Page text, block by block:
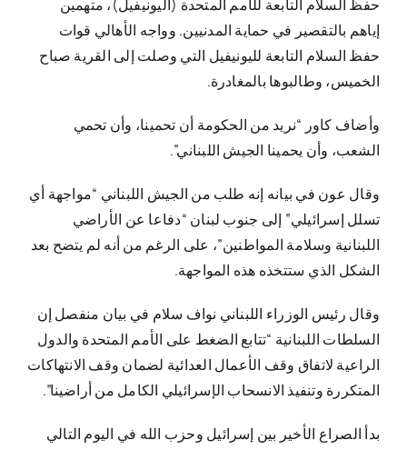
حفظ السلام التابعة للأمم المتحدة (اليونيفيل)، متهمين
إياهم بالتقصير في حماية المدنيين. وواجه الأهالي قوات
حفظ السلام التابعة لليونيفيل التي وصلت إلى القرية صباح
الخميس، وطالبوها بالمغادرة.
وأضاف كاور “نريد من الحكومة أن تحمينا، وأن تحمي
الشعب، وأن يحمينا الجيش اللبناني”.
وقال عون في بيانه إنه طلب من الجيش اللبناني “مواجهة أي
تسلل إسرائيلي” إلى جنوب لبنان “دفاعا عن الأراضي
اللبنانية وسلامة المواطنين”، على الرغم من أنه لم يتضح بعد
الشكل الذي ستتخذه هذه المواجهة.
وقال رئيس الوزراء اللبناني نواف سلام في بيان منفصل إن
السلطات اللبنانية “تتابع الضغط على الأمم المتحدة والدول
الراعية لاتفاق وقف الأعمال العدائية لضمان وقف الانتهاكات
المتكررة وتنفيذ الانسحاب الإسرائيلي الكامل من أراضينا”.
بدأ الصراع الأخير بين إسرائيل وحزب الله في اليوم التالي